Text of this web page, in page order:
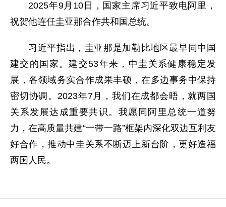
2025年9月10日，国家主席习近平致电阿里，
祝贺他连任圭亚那合作共和国总统。
习近平指出，圭亚那是加勒比地区最早同中国
建交的国家。建交53年来，中圭关系健康稳定发
展，各领域务实合作成果丰硕，在多边事务中保持
密切协调。2023年7月，我们在成都会晤，就两国
关系发展达成重要共识。我愿同阿里总统一道努
力，在高质量共建“一带一路”框架内深化双边互利友
好合作，推动中圭关系不断迈上新台阶，更好造福
两国人民。